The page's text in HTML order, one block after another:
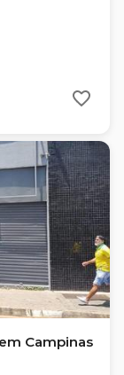
Campinas